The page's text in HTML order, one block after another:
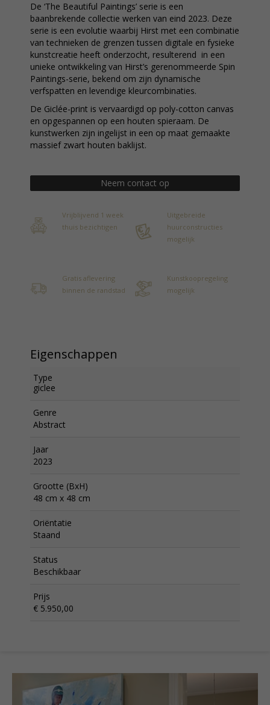
De ‘The Beautiful Paintings’ serie is een
baanbrekende collectie werken van eind 2023. Deze
serie is een evolutie waarbij Hirst met een combinatie
van technieken de grenzen tussen digitale en fysieke
kunstcreatie heeft onderzocht, resulterend in een
unieke ontwikkeling van Hirst’s gerenommeerde Spin
Paintings-serie, bekend om zijn dynamische
verfspatten en levendige kleurcombinaties.
De Giclée-print is vervaardigd op poly-cotton canvas
en opgespannen op een houten spieraam. De
kunstwerken zijn ingelijst in een op maat gemaakte
massief zwart houten baklijst.
Neem contact op
Vrijblijvend 1 week
thuis bezichtigen
Uitgebreide
huurconstructies
mogelijk
Gratis aflevering
binnen de randstad
Kunstkoopregeling
mogelijk
Eigenschappen
Type
giclee
Genre
Abstract
Jaar
2023
Grootte (BxH)
48 cm x 48 cm
Oriëntatie
Staand
Status
Beschikbaar
Prijs
€ 5.950,00